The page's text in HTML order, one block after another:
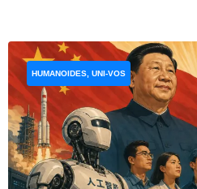
HUMANOIDES, UNI-VOS